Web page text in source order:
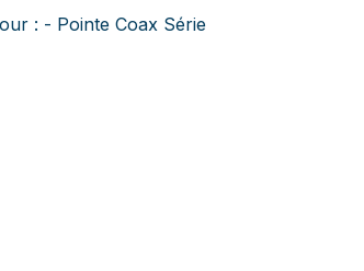
: - Pointe Coax Série